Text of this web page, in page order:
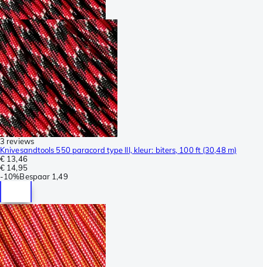
3 reviews
Knivesandtools 550 paracord type III, kleur: biters, 100 ft (30,48 m)
€ 13,46
€ 14,95
-10%Bespaar 1,49